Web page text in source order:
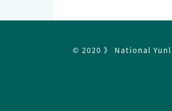
© 2020 》 National